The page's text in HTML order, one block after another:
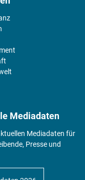
Mediadaten
Mediadaten für
Presse und